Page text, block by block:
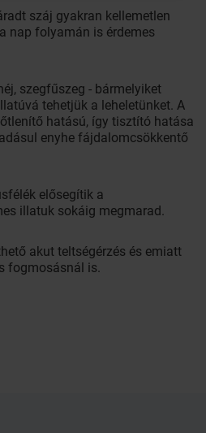
száj gyakran kellemetlen
nap folyamán is érdemes
szegfűszeg - bármelyiket
tehetjük a leheletünket. A
hatású, így tisztító hatása
enyhe fájdalomcsökkentő
elősegítik a
illatuk sokáig megmarad.
akut teltségérzés és emiatt
fogmosásnál is.